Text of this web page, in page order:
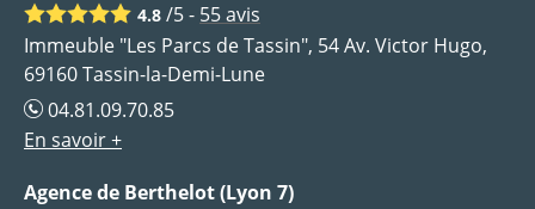
4.8 /5 - 55avis
Immeuble "Les Parcs de Tassin", 54 Av. Victor Hugo,
69160 Tassin-la-Demi-Lune
04.81.09.70.85
En savoir +
Agence de Berthelot (Lyon 7)